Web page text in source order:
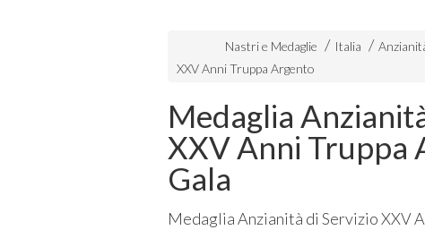
Nastri e Medaglie Italia
XXV Anni Truppa Argento
Medaglia
XXV Anni Truppa
Gala
Medaglia Anzianità di ServizioXXV